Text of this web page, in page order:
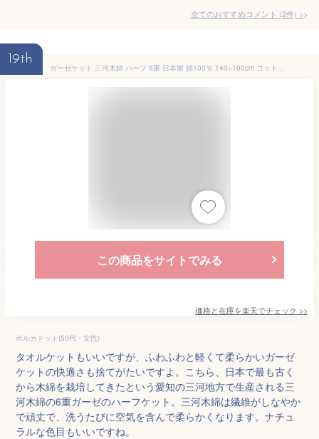
全てのおすすめコメント (2件) >
19th
ガーゼケット 三河木綿 ハーフ 5重 日本製 綿100％ 140×100cm コットン 国産 多重ガーゼ 無地 ボーダー ブランケット ひざ掛け お見舞い ギフト 出産祝い ベビー 赤ちゃん 子供 キッズ 大人 おしゃれ かわいい 可愛い 春夏秋冬 敬老の日 ネコポスでお届け
この商品をサイトでみる
価格と在庫を楽天でチェック >>
ポルカドット(50代・女性)
タオルケットもいいですが、ふわふわと軽くて柔らかいガーゼ
ケットの快適さも捨てがたいですよ。こちら、日本で最も古く
から木綿を栽培してきたという愛知の三河地方で生産される三
河木綿の6重ガーゼのハーフケット。三河木綿は繊維がしなやか
で頑丈で、洗うたびに空気を含んで柔らかくなります。ナチュ
ラルな色目もいいですね。